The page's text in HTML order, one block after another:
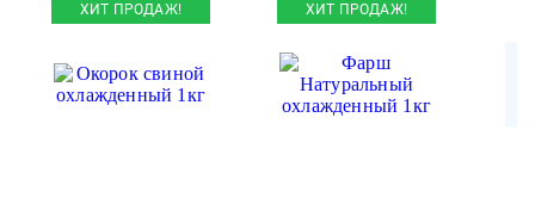
ХИТ ПРОДАЖ!
ХИТ ПРОДАЖ!